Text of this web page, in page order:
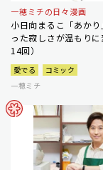
一穂ミチの日々漫画
小日向まるこ「あか
った寂しさが温もり
14回）
愛でる
コミック
一穂ミチ